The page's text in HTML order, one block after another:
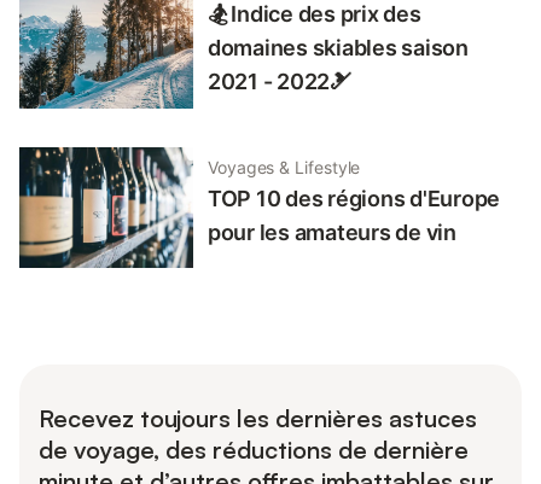
🏂 Indice des prix des
domaines skiables saison
2021 - 2022🎿
Voyages & Lifestyle
TOP 10 des régions d'Europe
pour les amateurs de vin
Recevez toujours les dernières astuces
de voyage, des réductions de dernière